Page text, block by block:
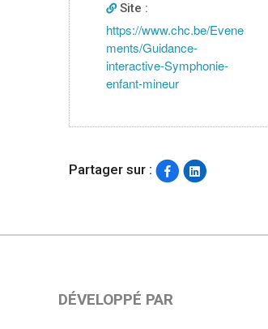
Site :
https://www.chc.be/Evene
ments/Guidance-
interactive-Symphonie-
enfant-mineur
Partager sur :
DÉVELOPPÉ PAR